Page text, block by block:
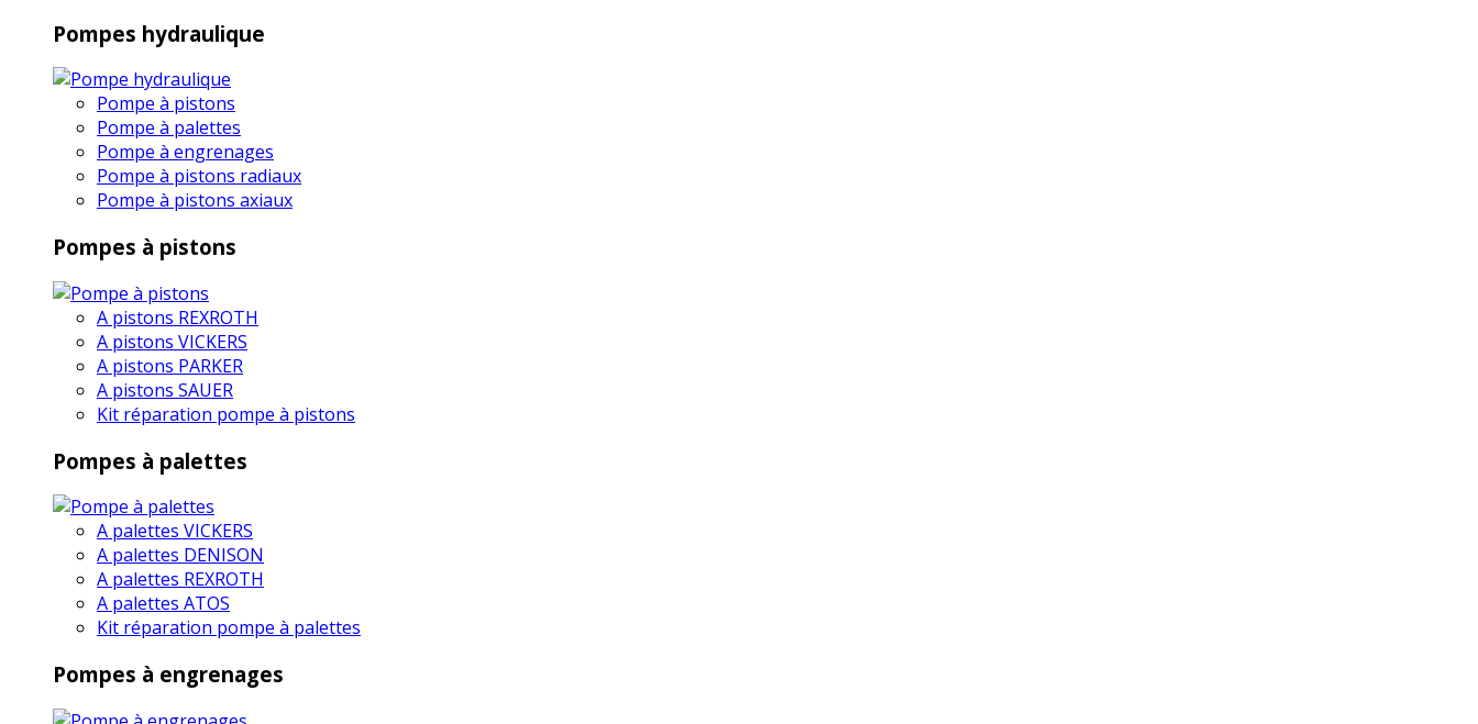
Pompes hydraulique
Pompe à pistons
Pompe à palettes
Pompe à engrenages
Pompe à pistons radiaux
Pompe à pistons axiaux
Pompes à pistons
A pistons REXROTH
A pistons VICKERS
A pistons PARKER
A pistons SAUER
Kit réparation pompe à pistons
Pompes à palettes
A palettes VICKERS
A palettes DENISON
A palettes REXROTH
A palettes ATOS
Kit réparation pompe à palettes
Pompes à engrenages